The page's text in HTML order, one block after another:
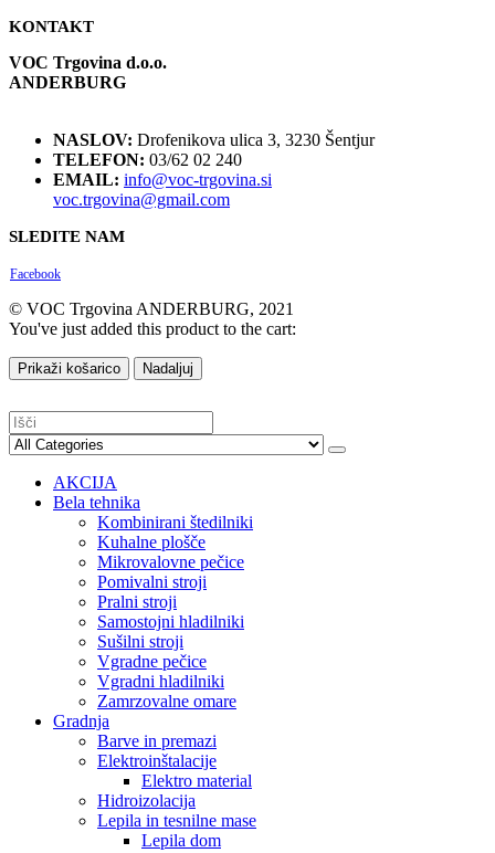
KONTAKT
VOC Trgovina d.o.o.
ANDERBURG
NASLOV: Drofenikova ulica 3, 3230 Šentjur
TELEFON: 03/62 02 240
EMAIL: info@voc-trgovina.si
voc.trgovina@gmail.com
SLEDITE NAM
Facebook
© VOC Trgovina ANDERBURG, 2021
You've just added this product to the cart:
Prikaži košarico Nadaljuj
AKCIJA
Bela tehnika
Kombinirani štedilniki
Kuhalne plošče
Mikrovalovne pečice
Pomivalni stroji
Pralni stroji
Samostojni hladilniki
Sušilni stroji
Vgradne pečice
Vgradni hladilniki
Zamrzovalne omare
Gradnja
Barve in premazi
Elektroinštalacije
Elektro material
Hidroizolacija
Lepila in tesnilne mase
Lepila dom